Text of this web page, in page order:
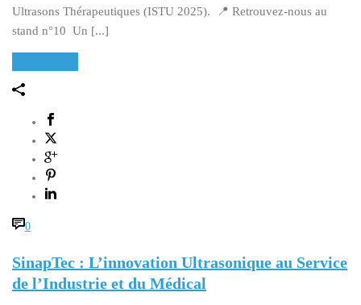
Ultrasons Thérapeutiques (ISTU 2025). 📍 Retrouvez-nous au
stand n°10 Un [...]
0
SinapTec : L’innovation Ultrasonique au Service
de l’Industrie et du Médical